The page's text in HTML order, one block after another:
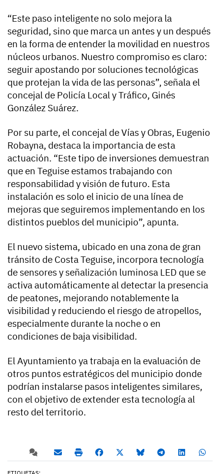
“Este paso inteligente no solo mejora la
seguridad, sino que marca un antes y un después
en la forma de entender la movilidad en nuestros
núcleos urbanos. Nuestro compromiso es claro:
seguir apostando por soluciones tecnológicas
que protejan la vida de las personas”, señala el
concejal de Policía Local y Tráfico, Ginés
González Suárez.
Por su parte, el concejal de Vías y Obras, Eugenio
Robayna, destaca la importancia de esta
actuación. “Este tipo de inversiones demuestran
que en Teguise estamos trabajando con
responsabilidad y visión de futuro. Esta
instalación es solo el inicio de una línea de
mejoras que seguiremos implementando en los
distintos pueblos del municipio”, apunta.
El nuevo sistema, ubicado en una zona de gran
tránsito de Costa Teguise, incorpora tecnología
de sensores y señalización luminosa LED que se
activa automáticamente al detectar la presencia
de peatones, mejorando notablemente la
visibilidad y reduciendo el riesgo de atropellos,
especialmente durante la noche o en
condiciones de baja visibilidad.
El Ayuntamiento ya trabaja en la evaluación de
otros puntos estratégicos del municipio donde
podrían instalarse pasos inteligentes similares,
con el objetivo de extender esta tecnología al
resto del territorio.